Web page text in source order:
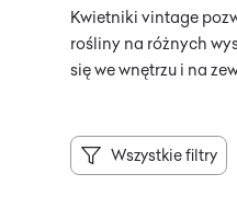
Kwietniki vintage
rośliny na różnych
się we wnętrzu i na
Wszystkie filtry